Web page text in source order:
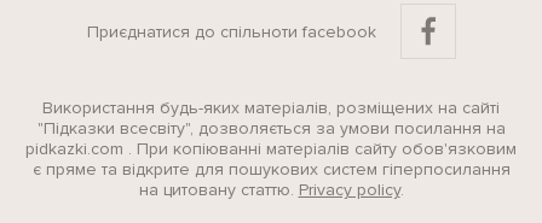
Приєднатися до спільноти facebook
Використання будь-яких матеріалів, розміщених на сайті
"Підказки всесвіту", дозволяється за умови посилання на
pidkazki.com . При копіюванні матеріалів сайту обов'язковим
є пряме та відкрите для пошукових систем гіперпосилання
на цитовану статтю. Privacy policy.